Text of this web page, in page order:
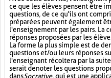
ce que les élèves pensent être
questions, de ce qu'ils ont
préparées peuvent également
l'enseignement par les pairs. La
réponses proposées par les
La forme la plus simple est de
questions et/ou leurs réponses
l'enseignant récoltera par la
serait de noter les questions
dansSocrative, qui est une